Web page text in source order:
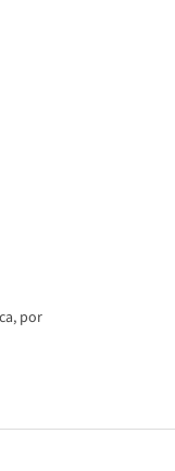
por